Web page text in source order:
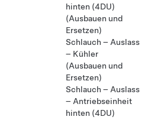
hinten (4DU)
(Ausbauen und
Ersetzen)
Schlauch – Auslass
– Kühler
(Ausbauen und
Ersetzen)
Schlauch – Auslass
– Antriebseinheit
hinten (4DU)